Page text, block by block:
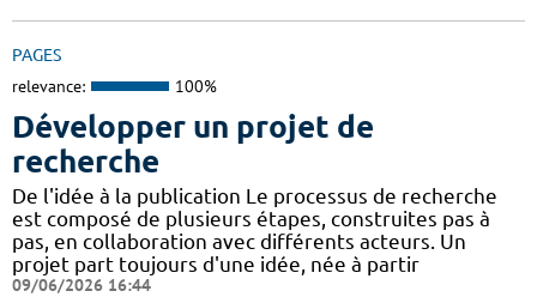
PAGES
relevance: 100%
Développer un projet de
recherche
De l'idée à la publication Le processus de recherche
est composé de plusieurs étapes, construites pas à
pas, en collaboration avec différents acteurs. Un
projet part toujours d'une idée, née à partir
09/06/2026 16:44